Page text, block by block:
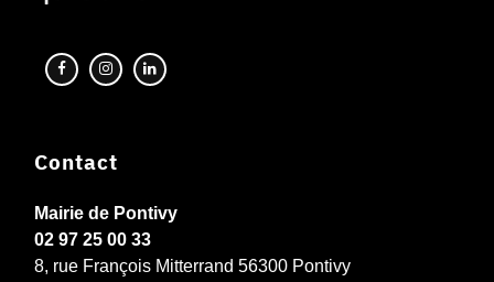
Contact
Mairie de Pontivy
02 97 25 00 33
8, rue François Mitterrand 56300 Pontivy